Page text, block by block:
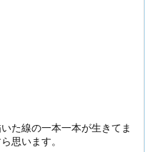
た線の一本一本が生きてま
思います。